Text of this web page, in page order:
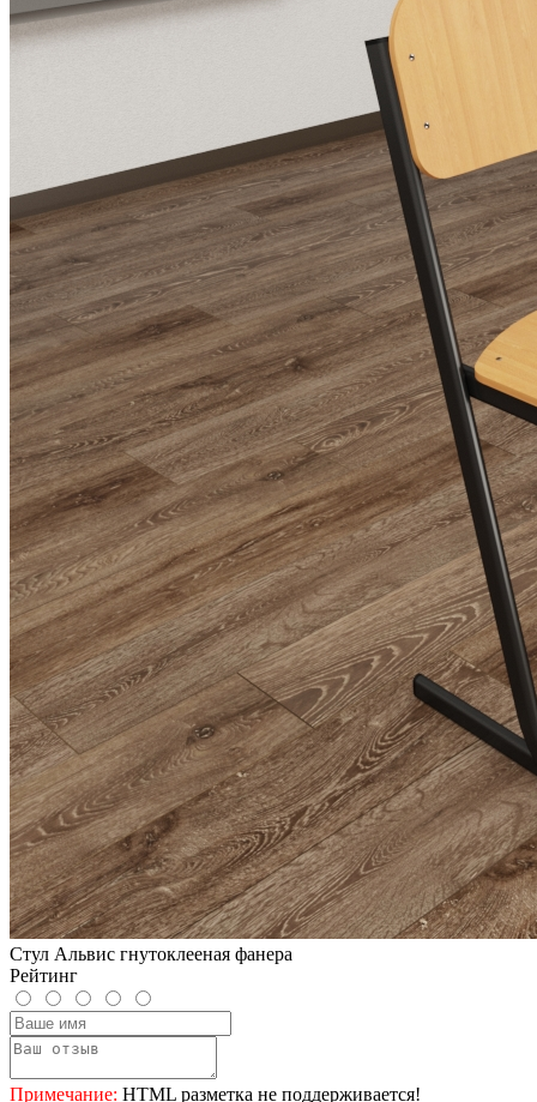
Стул Альвис гнутоклееная фанера
Рейтинг
Примечание: HTML разметка не поддерживается!